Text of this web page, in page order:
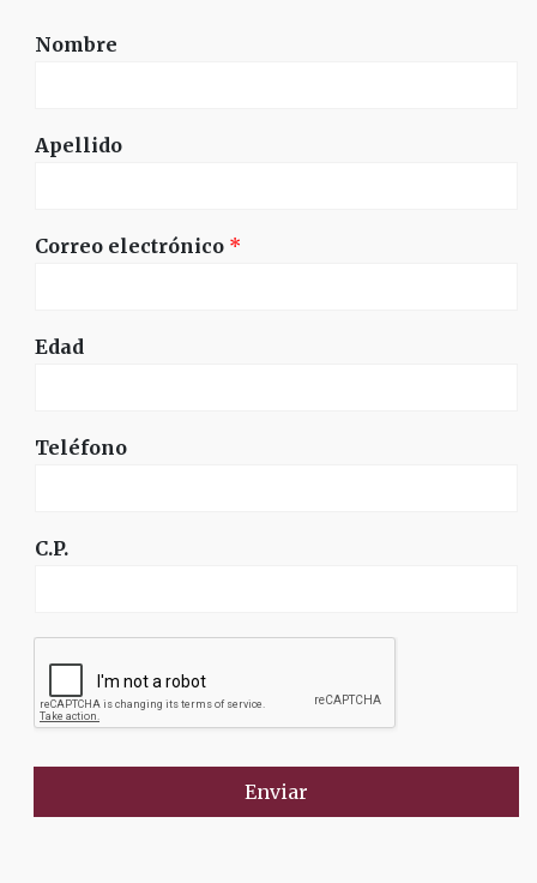
Nombre
Apellido
Correo electrónico *
Edad
Teléfono
C.P.
Enviar